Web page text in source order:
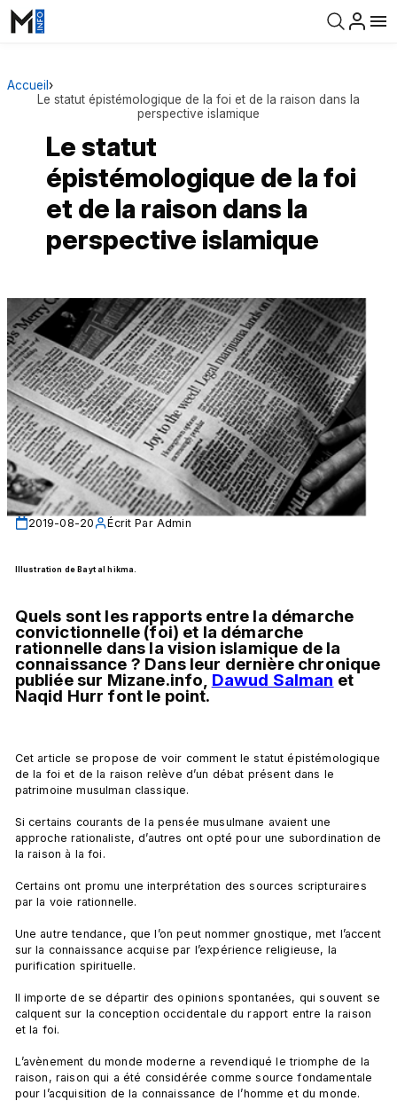
Accueil ›
Le statut épistémologique de la foi et de la raison dans la
perspective islamique
Le statut
épistémologique de la foi
et de la raison dans la
perspective islamique
2019-08-20 Écrit Par Admin
Illustration de Bayt al hikma.
Quels sont les rapports entre la démarche
convictionnelle (foi) et la démarche
rationnelle dans la vision islamique de la
connaissance ? Dans leur dernière chronique
publiée sur Mizane.info, Dawud Salman et
Naqid Hurr font le point.
Cet article se propose de voir comment le statut épistémologique
de la foi et de la raison relève d’un débat présent dans le
patrimoine musulman classique.
Si certains courants de la pensée musulmane avaient une
approche rationaliste, d’autres ont opté pour une subordination de
la raison à la foi.
Certains ont promu une interprétation des sources scripturaires
par la voie rationnelle.
Une autre tendance, que l’on peut nommer gnostique, met l’accent
sur la connaissance acquise par l’expérience religieuse, la
purification spirituelle.
Il importe de se départir des opinions spontanées, qui souvent se
calquent sur la conception occidentale du rapport entre la raison
et la foi.
L’avènement du monde moderne a revendiqué le triomphe de la
raison, raison qui a été considérée comme source fondamentale
pour l’acquisition de la connaissance de l’homme et du monde.